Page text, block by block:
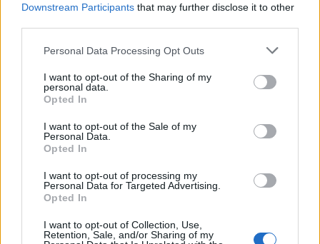
Downstream Participants that may further disclose it to other
Personal Data Processing Opt Outs
I want to opt-out of the Sharing of my
personal data.
Opted In
I want to opt-out of the Sale of my
Personal Data.
Opted In
I want to opt-out of processing my
Personal Data for Targeted Advertising.
Opted In
I want to opt-out of Collection, Use,
Retention, Sale, and/or Sharing of my
Věk: 44
Země:
Kontakt
Informace o profilu a chatu
Online
: Není nikde online
Naposledy aktivní: 04.08.2019 22:32
Profil zobrazen : 153x